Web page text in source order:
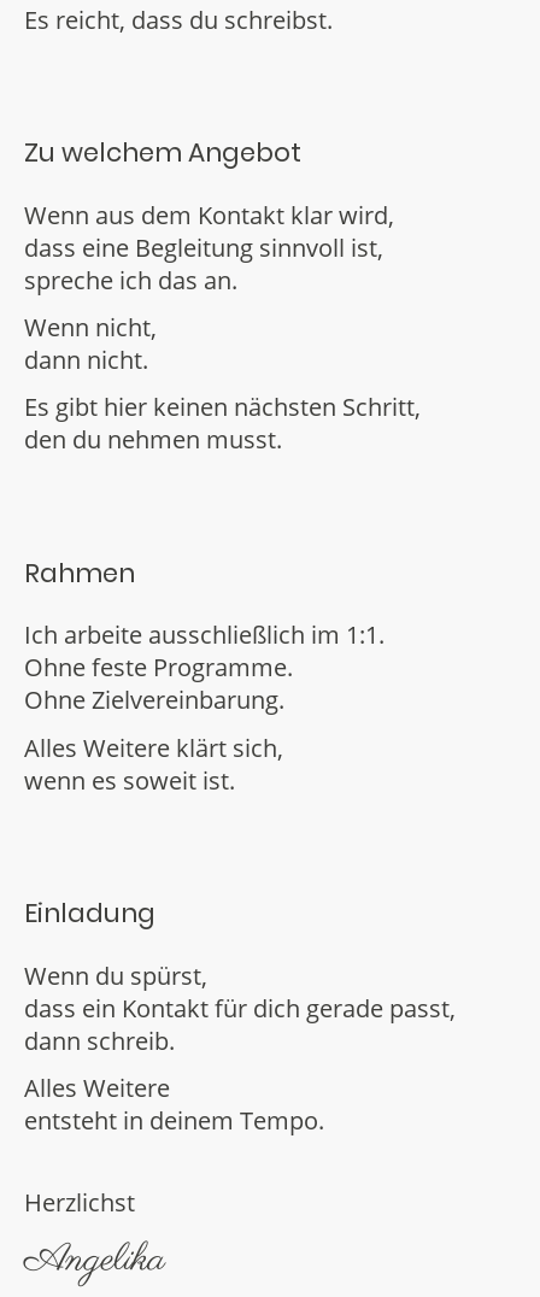
Es reicht, dass du schreibst.
Zu welchem Angebot
Wenn aus dem Kontakt klar wird,
dass eine Begleitung sinnvoll ist,
spreche ich das an.
Wenn nicht,
dann nicht.
Es gibt hier keinen nächsten Schritt,
den du nehmen musst.
Rahmen
Ich arbeite ausschließlich im 1:1.
Ohne feste Programme.
Ohne Zielvereinbarung.
Alles Weitere klärt sich,
wenn es soweit ist.
Einladung
Wenn du spürst,
dass ein Kontakt für dich gerade passt,
dann schreib.
Alles Weitere
entsteht in deinem Tempo.
Herzlichst
Angelika